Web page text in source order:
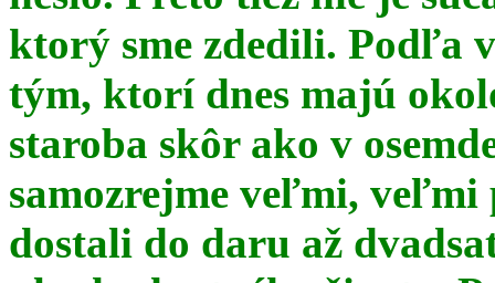
ktorý sme zdedili. Podľa
tým, ktorí dnes majú
staroba skôr ako v
samozrejme veľmi, veľmi
dostali do daru až